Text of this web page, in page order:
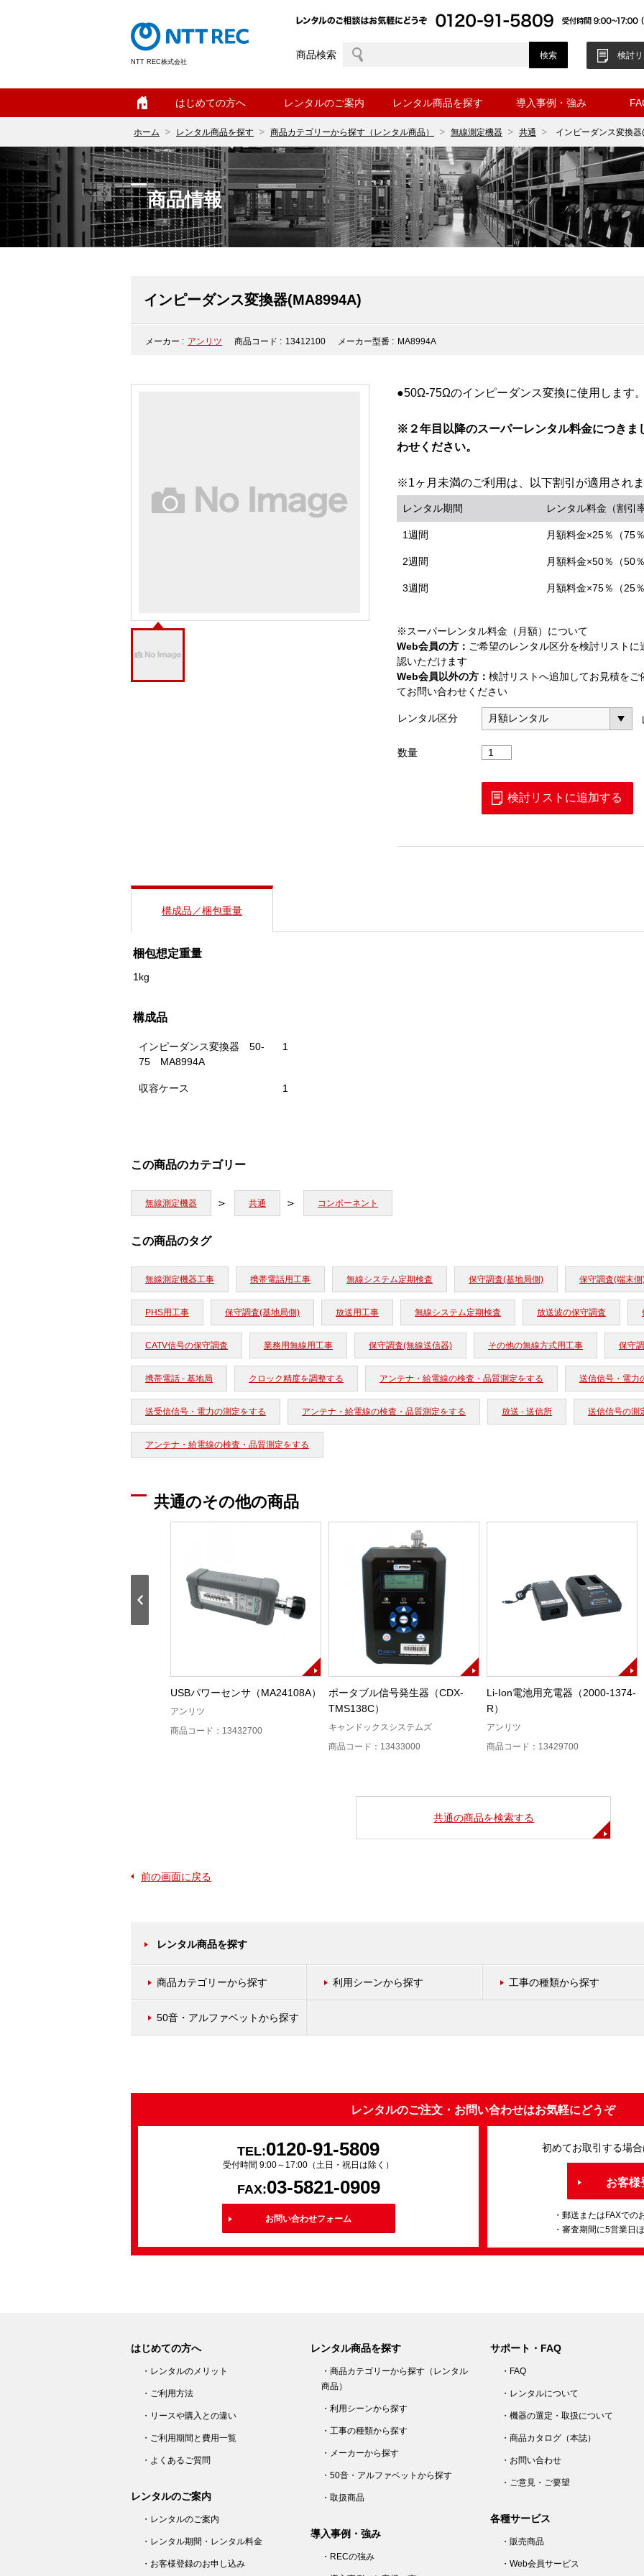
NTT REC株式会社
商品検索 検討リ
はじめての方へ レンタルのご案内 レンタル商品を探す 導入事例・強み
ホーム レンタル商品を探す 商品カテゴリーから探す（レンタル商品） 無線測定機器 共通 インピーダンス変換
商品情報
インピーダンス変換器(MA8994A)
メーカー : アンリツ 商品コード : 13412100 メーカー型番 : MA8994A
●50Ω-75Ωのインピーダンス変換に使用します。
※２年目以降のスーパーレンタル料金につきま
わせください。
※1ヶ月未満のご利用は、以下割引が適用されま
レンタル期間 レンタル料金（割引率
1週間 月額料金×25％（75％
2週間 月額料金×50％（50％
3週間 月額料金×75％（25％
※スーパーレンタル料金（月額）について
Web会員の方： ご希望のレンタル区分を検討リスト
認いただけます
Web会員以外の方： 検討リストへ追加してお見積をご
てお問い合わせください
レンタル区分
数量
イ
ピ
ダ
検討リストに追加する
構成品／梱包重量
梱包想定重量
1kg
構成品
インピーダンス変換器 50-
75 MA8994A
1
収容ケース 1
この商品のカテゴリー
無線測定機器 共通 コンポーネント
この商品のタグ
無線測定機器工事 携帯電話用工事 無線システム定期検査 保守調査(基地局側) 保守調査(端末側
PHS用工事 保守調査(基地局側) 放送用工事 無線システム定期検査 放送波の保守調査
CATV信号の保守調査 業務用無線用工事 保守調査(無線送信器) その他の無線方式用工事 保守
携帯電話 - 基地局 クロック精度を調整する アンテナ・給電線の検査・品質測定をする 送信信号・電力
送受信信号・電力の測定をする アンテナ・給電線の検査・品質測定をする 放送 - 送信所 送信信号の測
アンテナ・給電線の検査・品質測定をする
共通のその他の商品
USBパワーセンサ（MA24108A）
アンリツ
商品コード：13432700
ポータブル信号発生器（CDX-
TMS138C）
キャンドックスシステムズ
商品コード：13433000
Li-Ion電池用充電器（2000-1374-
R）
アンリツ
商品コード：13429700
共通の商品を検索する
前の画面に戻る
レンタル商品を探す
商品カテゴリーから探す 利用シーンから探す 工事の種類から探す
50音・アルファベットから探す
レンタルのご注文・お問い合わせはお気軽にどうぞ
TEL:0120-91-5809
受付時間 9:00～17:00（土日・祝日は除く）
FAX:03-5821-0909
お問い合わせフォーム
初めてお取引する場
お客様
・郵送またはFAXでの
・審査期間に5営業日
はじめての方へ
・レンタルのメリット
・ご利用方法
・リースや購入との違い
・ご利用期間と費用一覧
・よくあるご質問
レンタルのご案内
・レンタルのご案内
・レンタル期間・レンタル料金
・お客様登録のお申し込み
レンタル商品を探す
・商品カテゴリーから探す（レンタル
商品）
・利用シーンから探す
・工事の種類から探す
・メーカーから探す
・50音・アルファベットから探す
・取扱商品
導入事例・強み
・RECの強み
サポート・FAQ
・FAQ
・レンタルについて
・機器の選定・取扱について
・商品カタログ（本誌）
・お問い合わせ
・ご意見・ご要望
各種サービス
・販売商品
・Web会員サービス